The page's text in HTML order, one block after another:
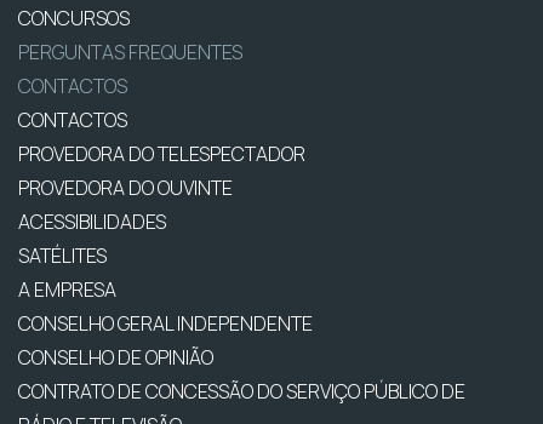
CONCURSOS
PERGUNTAS FREQUENTES
CONTACTOS
CONTACTOS
PROVEDORA DO TELESPECTADOR
PROVEDORA DO OUVINTE
ACESSIBILIDADES
SATÉLITES
A EMPRESA
CONSELHO GERAL INDEPENDENTE
CONSELHO DE OPINIÃO
CONTRATO DE CONCESSÃO DO SERVIÇO PÚBLICO DE